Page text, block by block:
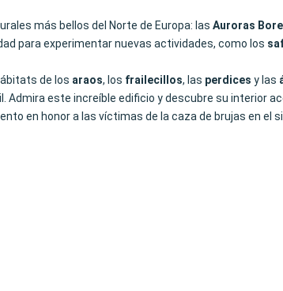
más bellos del Norte de Europa: las Auroras
para experimentar nuevas actividades, como los
de los araos, los frailecillos, las perdices y las
este increíble edificio y descubre su interior
en honor a las víctimas de la caza de brujas en el